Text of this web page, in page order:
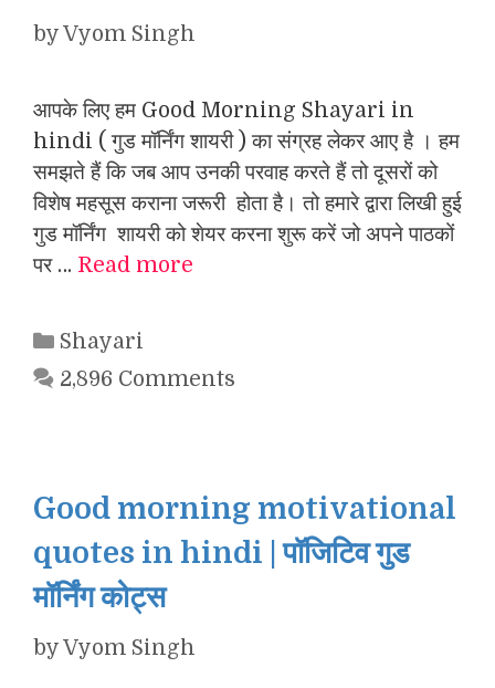
byVyom Singh
आपके लिए हम Good Morning Shayari in
hindi ( गुड मॉर्निंग शायरी ) का संग्रह लेकर आए है । हम
समझते हैं कि जब आप उनकी परवाह करते हैं तो दूसरों को
विशेष महसूस कराना जरूरी होता है। तो हमारे द्वारा लिखी हुई
गुड मॉर्निंग शायरी को शेयर करना शुरू करें जो अपने पाठकों
पर … Read more
Categories
Shayari
2,896 Comments
Good morning motivational
quotes in hindi | पॉजिटिव गुड
मॉर्निंग कोट्स
byVyom Singh